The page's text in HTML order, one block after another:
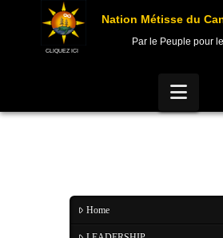
Nation Métisse du
Par le Peuple pour
CLIQUEZ ICI
Home